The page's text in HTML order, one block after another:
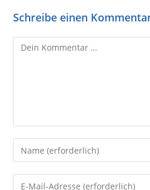
Schreibe einen